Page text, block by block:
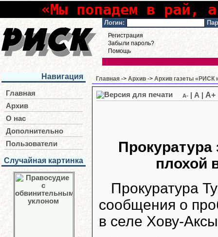
«Мы попадем в рай,
Логин:
Регистрация
Забыли пароль?
Помощь
Навигация
Главная
Архив
О нас
Дополнительно
Пользователи
Случайная картинка
Главная -> Архив -> Архив газеты «РИСК
A- A A+
плохой
Прокуратура
сообщения о
в селе Хову-